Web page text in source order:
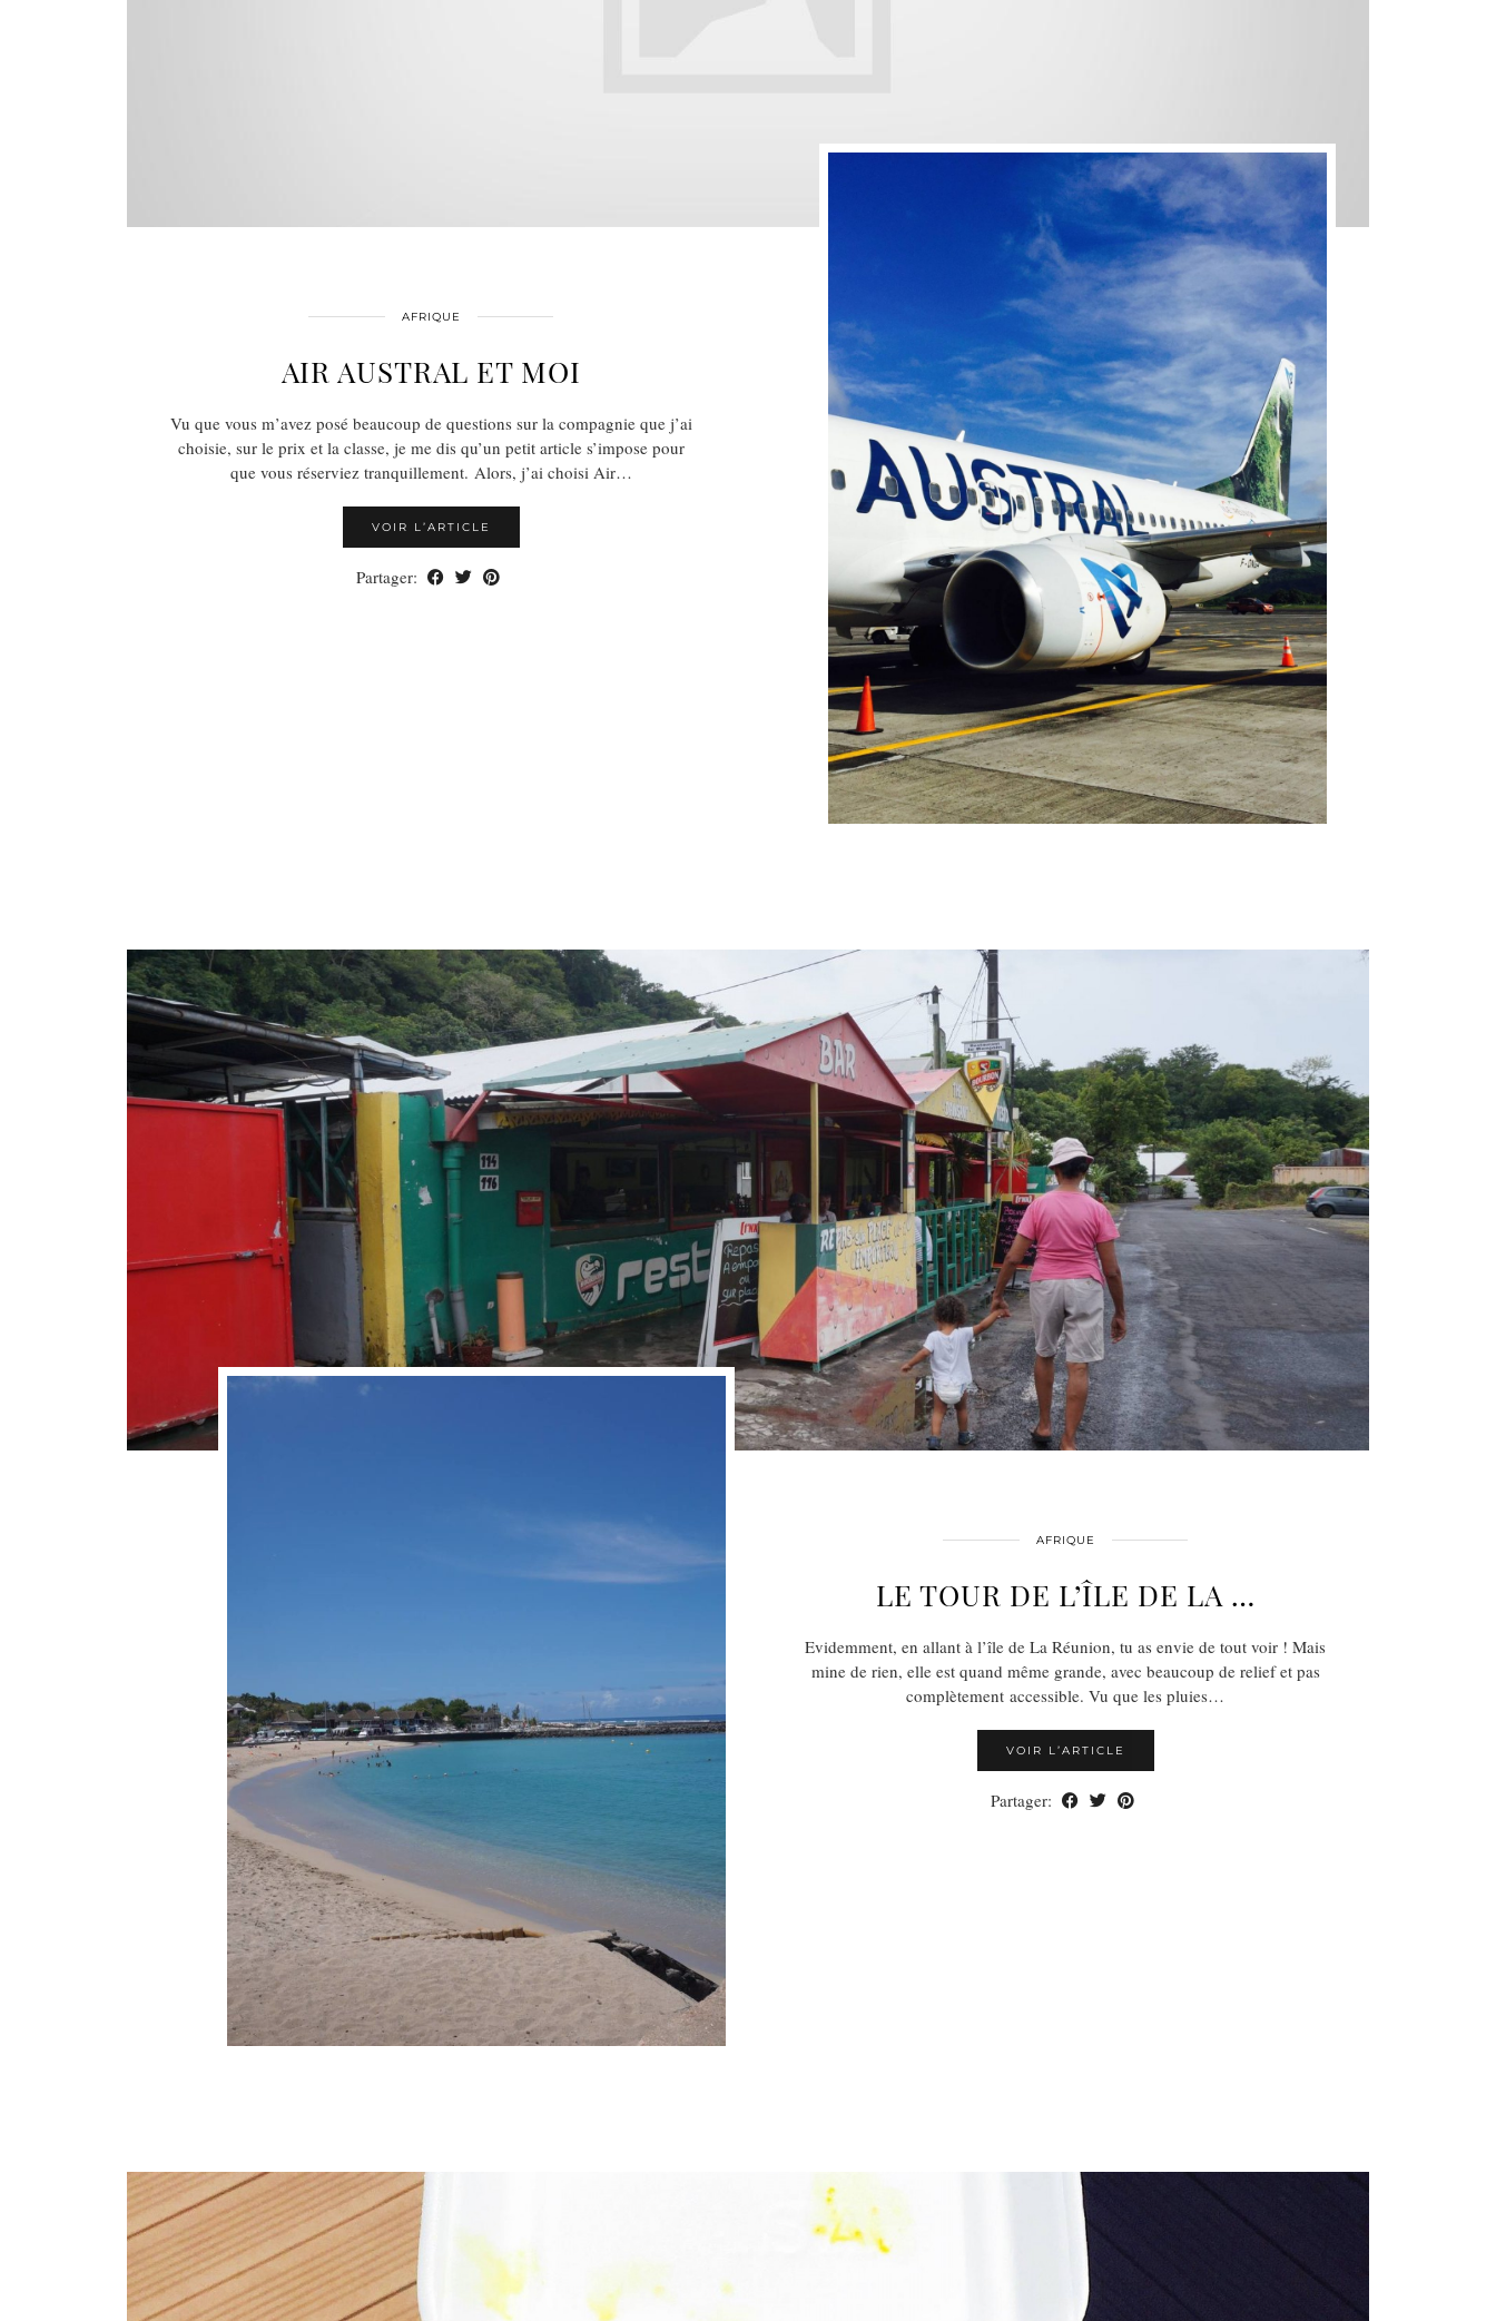
AFRIQUE
AIR AUSTRAL ET MOI
Vu que vous m’avez posé beaucoup de questions sur la compagnie que j’ai
choisie, sur le prix et la classe, je me dis qu’un petit article s’impose pour
que vous réserviez tranquillement. Alors, j’ai choisi Air…
VOIR L’ARTICLE
Partager:
AFRIQUE
LE TOUR DE L’ÎLE DE LA …
Evidemment, en allant à l’île de La Réunion, tu as envie de tout voir ! Mais
mine de rien, elle est quand même grande, avec beaucoup de relief et pas
complètement accessible. Vu que les pluies…
VOIR L’ARTICLE
Partager: